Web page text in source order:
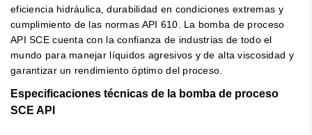
eficiencia hidráulica, durabilidad en condiciones extremas y
cumplimiento de las normas API 610. La bomba de proceso
API SCE cuenta con la confianza de industrias de todo el
mundo para manejar líquidos agresivos y de alta viscosidad y
garantizar un rendimiento óptimo del proceso.
Especificaciones técnicas de la bomba de proceso
SCE API